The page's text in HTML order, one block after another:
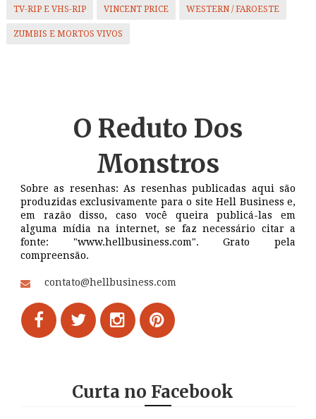
TV-RIP E VHS-RIP VINCENT PRICE WESTERN / FAROESTE
ZUMBIS E MORTOS VIVOS
O Reduto Dos
Monstros
Sobre as resenhas: As resenhas publicadas aqui são
produzidas exclusivamente para o site Hell Business e,
em razão disso, caso você queira publicá-las em
alguma mídia na internet, se faz necessário citar a
fonte: "www.hellbusiness.com". Grato pela
compreensão.
contato@hellbusiness.com
Curta no Facebook